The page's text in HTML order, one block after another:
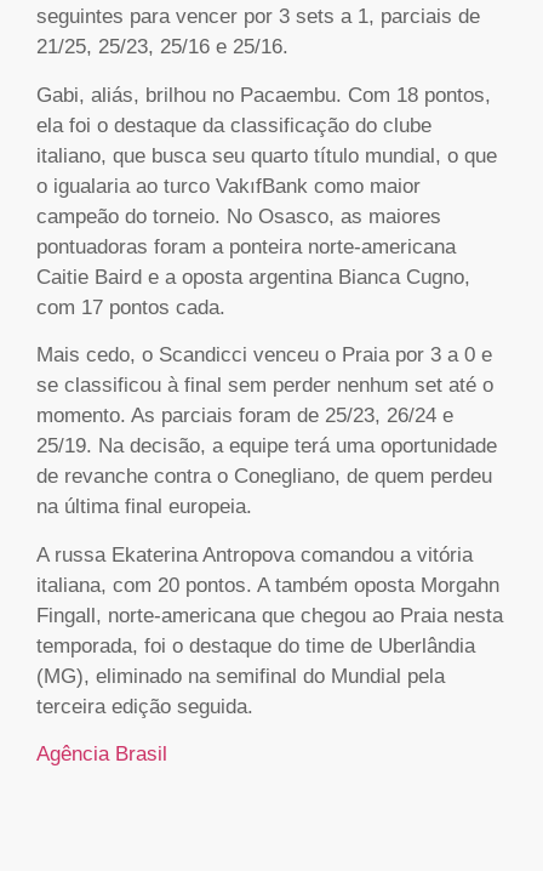
seguintes para vencer por 3 sets a 1, parciais de
21/25, 25/23, 25/16 e 25/16.
Gabi, aliás, brilhou no Pacaembu. Com 18 pontos,
ela foi o destaque da classificação do clube
italiano, que busca seu quarto título mundial, o que
o igualaria ao turco VakıfBank como maior
campeão do torneio. No Osasco, as maiores
pontuadoras foram a ponteira norte-americana
Caitie Baird e a oposta argentina Bianca Cugno,
com 17 pontos cada.
Mais cedo, o Scandicci venceu o Praia por 3 a 0 e
se classificou à final sem perder nenhum set até o
momento. As parciais foram de 25/23, 26/24 e
25/19. Na decisão, a equipe terá uma oportunidade
de revanche contra o Conegliano, de quem perdeu
na última final europeia.
A russa Ekaterina Antropova comandou a vitória
italiana, com 20 pontos. A também oposta Morgahn
Fingall, norte-americana que chegou ao Praia nesta
temporada, foi o destaque do time de Uberlândia
(MG), eliminado na semifinal do Mundial pela
terceira edição seguida.
Agência Brasil